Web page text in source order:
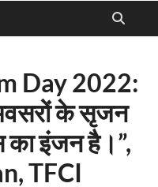
Day 2022:
के सृजन
का इंजन है।”,
TFCI